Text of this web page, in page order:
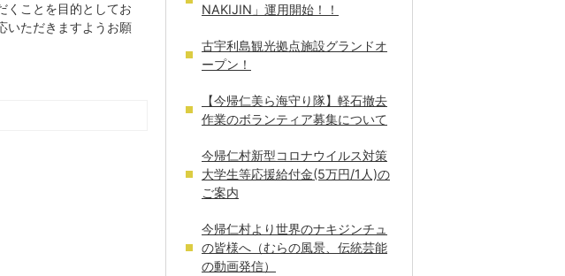
くことを目的としてお
いただきますようお願
NAKIJIN」運用開始！！
古宇利島観光拠点施設グランドオ
ープン！
【今帰仁美ら海守り隊】軽石撤去
作業のボランティア募集について
今帰仁村新型コロナウイルス対策
大学生等応援給付金(5万円/1人)の
ご案内
今帰仁村より世界のナキジンチュ
の皆様へ（むらの風景、伝統芸能
の動画発信）